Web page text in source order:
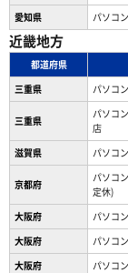
愛知県
パソコ
近畿地方
都道府県
三重県
パソコ
三重県
パソコ
店
滋賀県 パソコ
京都府
パソコ
定休)
大阪府 パソコ
大阪府
パソコ
大阪府
パソコ